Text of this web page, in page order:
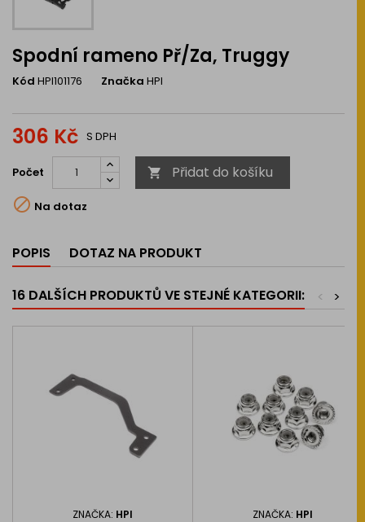
Spodní rameno Př/Za, Truggy
Kód HPI101176 Značka HPI
306 Kč S DPH
Počet  Přidat do košíku
 Na dotaz
POPIS DOTAZ NA PRODUKT
16 DALŠÍCH PRODUKTŮ VE STEJNÉ KATEGORII: >
<
ZNAČKA: HPI ZNAČKA: HPI